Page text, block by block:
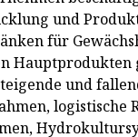
und
für
und
logistische